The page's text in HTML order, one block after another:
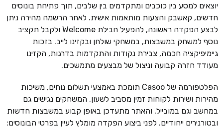
יוצאים למסע בין כוכבים ומתקדמים בין שלבים, תוך פתיחת בונוסים
חדשים, קאשבק והצעות מותאמות אישית. לאחר הרשמה מהירה ניתן
לבצע הפקדה ראשונה, להפעיל חבילת Welcome ולקבל תקציב
נוסף למשחק במשבצות, במשחקי שולחן ובקזינו לייב. בזכות
גיימיפיקציה חכמה, צבירת נקודות והתקדמות בדרגות, הקזינו
מעודד חזרה קבועה וניצול של מבצעים מתמשכים.
הפלטפורמה של Casoo תומכת באמצעי תשלום נוחים, משיכות
מהירות ושירות לקוחות זמין מסביב לשעון. המשחקים נגישים גם
במחשב וגם במובייל, והאתר מתעדכן באופן קבוע במשבצות חדשות
ובטורנירים ייחודיים. לפני ביצוע הפקדה מומלץ לעיין בפרטי הבונוסים: